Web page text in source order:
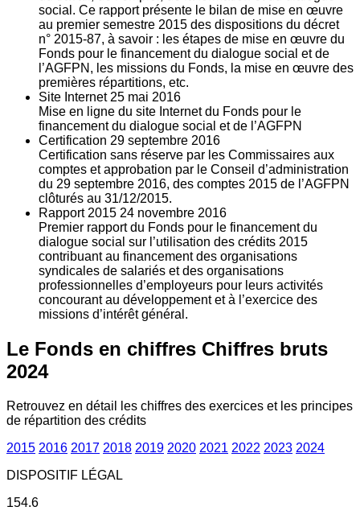
social. Ce rapport présente le bilan de mise en œuvre
au premier semestre 2015 des dispositions du décret
n° 2015-87, à savoir : les étapes de mise en œuvre du
Fonds pour le financement du dialogue social et de
l’AGFPN, les missions du Fonds, la mise en œuvre des
premières répartitions, etc.
Site Internet 25 mai 2016
Mise en ligne du site Internet du Fonds pour le
financement du dialogue social et de l’AGFPN
Certification 29 septembre 2016
Certification sans réserve par les Commissaires aux
comptes et approbation par le Conseil d’administration
du 29 septembre 2016, des comptes 2015 de l’AGFPN
clôturés au 31/12/2015.
Rapport 2015 24 novembre 2016
Premier rapport du Fonds pour le financement du
dialogue social sur l’utilisation des crédits 2015
contribuant au financement des organisations
syndicales de salariés et des organisations
professionnelles d’employeurs pour leurs activités
concourant au développement et à l’exercice des
missions d’intérêt général.
Le Fonds en chiffres Chiffres bruts
2024
Retrouvez en détail les chiffres des exercices et les principes
de répartition des crédits
2015 2016 2017 2018 2019 2020 2021 2022 2023 2024
DISPOSITIF LÉGAL
154.6